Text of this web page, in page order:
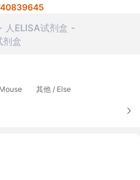
人ELISA试剂盒
剂盒
其他 / Else